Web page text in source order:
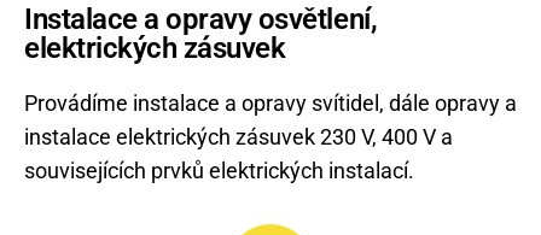
Instalace a opravy osvětlení,
elektrických zásuvek
Provádíme instalace a opravy svítidel, dále opravy a
instalace elektrických zásuvek 230 V, 400 V a
souvisejících prvků elektrických instalací.